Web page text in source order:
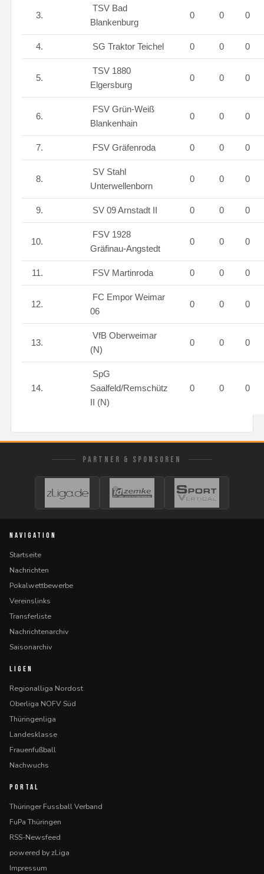
3.
TSV Bad
Blankenburg
0 0 0
4. SG Traktor Teichel 0 0 0
5.
TSV 1880
Elgersburg
0 0 0
6.
FSV Grün-Weiß
Blankenhain
0 0 0
7. FSV Gräfenroda 0 0 0
8.
SV Stahl
Unterwellenborn
0 0 0
9. SV 09 Arnstadt II 0 0 0
10.
FSV 1928
Gräfinau-Angstedt
0 0 0
11. FSV Martinroda 0 0 0
12.
FC Empor Weimar
06
0 0 0
13.
VfB Oberweimar
(N)
0 0 0
14.
SpG
Saalfeld/Remschütz
II (N)
0 0 0
PARTNER & SPONSOREN
NAVIGATION
Startseite
Nachrichten
Pokalwettbewerbe
Vereinslinks
Transferliste
Nachrichtenarchiv
Saisonarchiv
LIGEN
Regionalliga Nordost
Oberliga NOFV Süd
Thüringenliga
Landesklasse
Frauenfußball
Nachwuchs
PORTAL
Thüringer Fussball Verband
FuPa Thüringen
RSS-Newsfeed
powered by zLiga
Impressum